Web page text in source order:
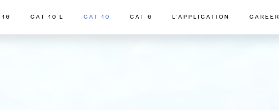
CAT 10 L CAT 10 CAT 6 L’APPLICATION CAREER